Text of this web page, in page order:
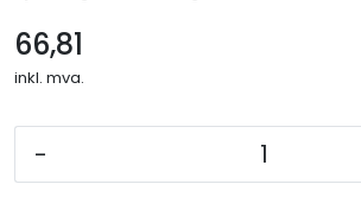
66,81
inkl. mva.
-